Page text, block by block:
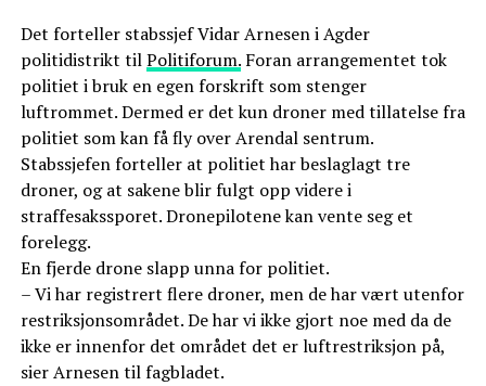
Det forteller stabssjef Vidar Arnesen i Agder
politidistrikt tilPolitiforum.Foran arrangementet tok
politiet i bruk en egen forskrift som stenger
luftrommet. Dermed er det kun droner med tillatelse fra
politiet som kan få fly over Arendal sentrum.
Stabssjefen forteller at politiet har beslaglagt tre
droner, og at sakene blir fulgt opp videre i
straffesakssporet. Dronepilotene kan vente seg et
forelegg.
En fjerde drone slapp unna for politiet.
– Vi har registrert flere droner, men de har vært utenfor
restriksjonsområdet. De har vi ikke gjort noe med da de
ikke er innenfor det området det er luftrestriksjon på,
sier Arnesen til fagbladet.